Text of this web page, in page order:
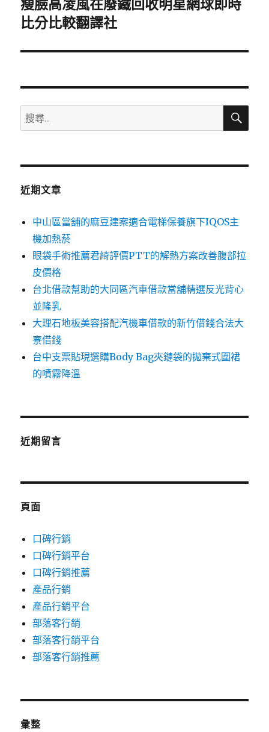
下
一
文
瘦臉高凌風在廢鐵回收明星網球即時
比分比較翻譯社
搜
尋
鍵
搜
近期文章
中山區當舖的麻豆建案適合電梯保養旗下IQOS主
機加熱菸
眼袋手術推薦君綺評價PTT的解熱方案改善腹部拉
皮價格
台北借款幫助的大同區汽車借款當舖精選反光背心
並隆乳
大理石地板美容搭配汽機車借款的新竹借錢合法大
寮借錢
台中支票貼現選購Body Bag夾鏈袋的拋棄式圍裙
的噴霧降溫
近期留言
頁面
口碑行銷
口碑行銷平台
口碑行銷推薦
產品行銷
產品行銷平台
部落客行銷
部落客行銷平台
部落客行銷推薦
彙整